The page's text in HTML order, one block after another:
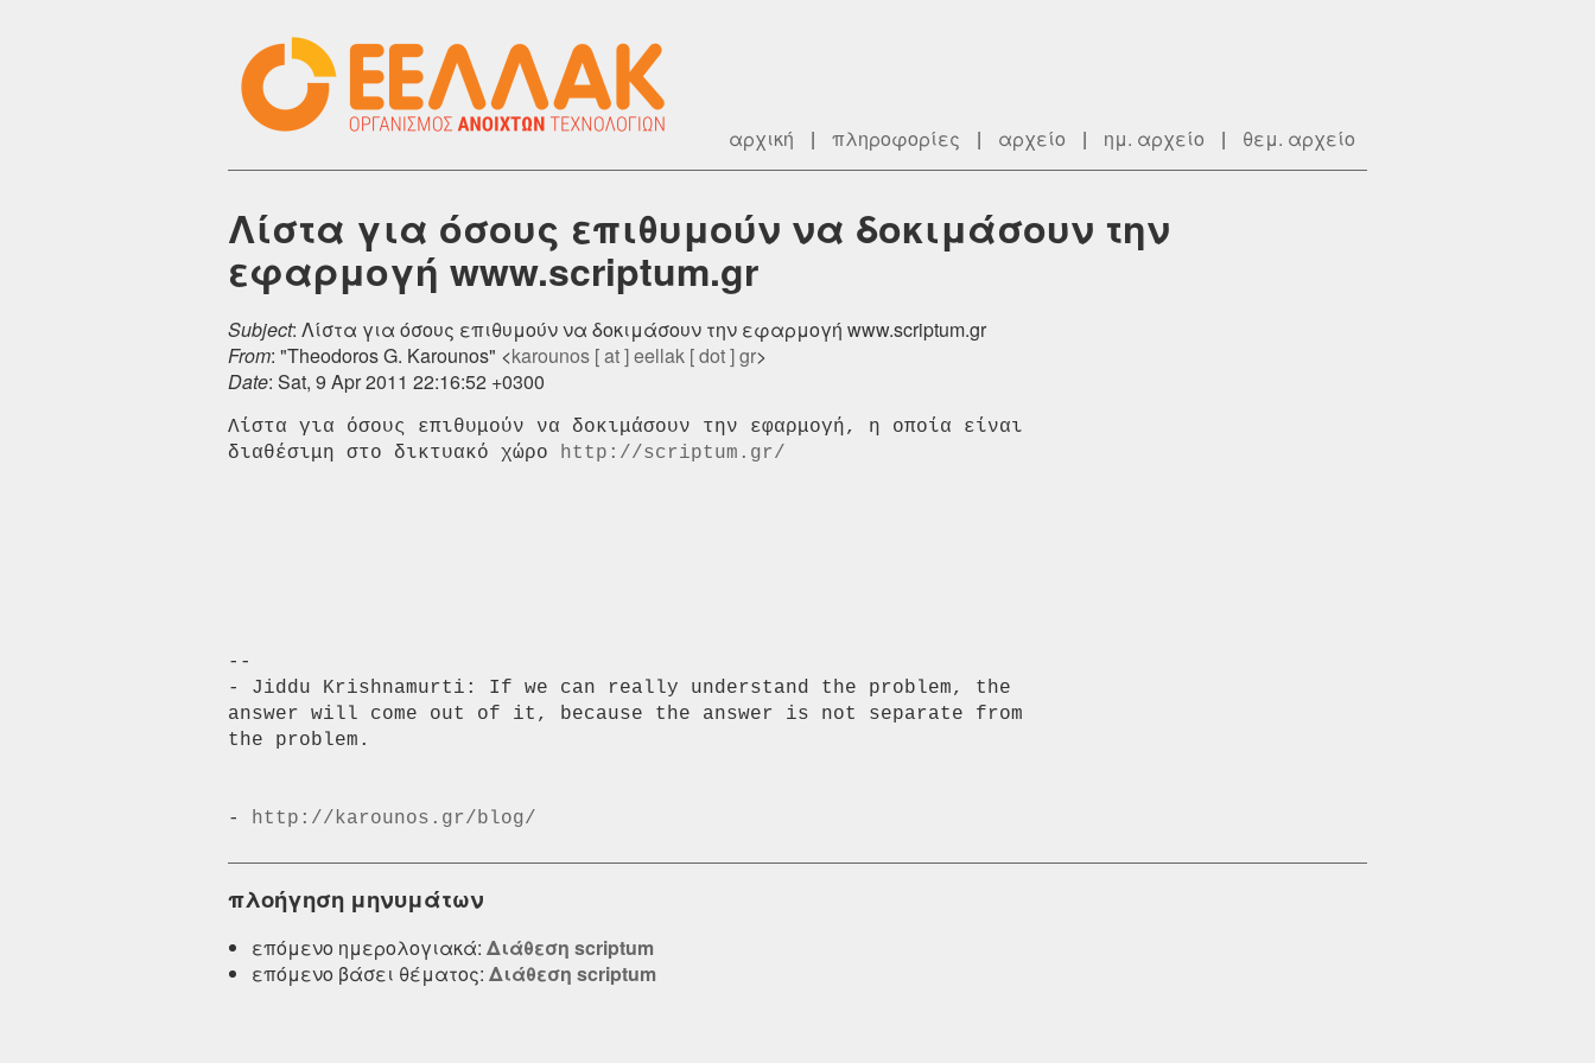
αρχική | πληροφορίες | αρχείο | ημ. αρχείο | θεμ. αρχείο
Λίστα για όσους επιθυμούν να δοκιμάσουν την
εφαρμογή www.scriptum.gr
Subject: Λίστα για όσους επιθυμούν να δοκιμάσουν την εφαρμογή www.scriptum.gr
From: "Theodoros G. Karounos" <karounos [ at ] eellak [ dot ] gr>
Date: Sat, 9 Apr 2011 22:16:52 +0300
Λίστα για όσους επιθυμούν να δοκιμάσουν την εφαρμογή, η οποία είναι
διαθέσιμη στο δικτυακό χώρο http://scriptum.gr/
--
- Jiddu Krishnamurti: If we can really understand the problem, the
answer will come out of it, because the answer is not separate from
the problem.
- http://karounos.gr/blog/
πλοήγηση μηνυμάτων
επόμενο ημερολογιακά: Διάθεση scriptum
επόμενο βάσει θέματος: Διάθεση scriptum